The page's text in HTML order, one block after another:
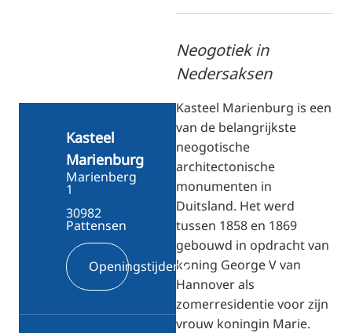
Neogotiek in
Nedersaksen
Kasteel Marienburg is een
van de belangrijkste
neogotische
architectonische
monumenten in
Duitsland. Het werd
tussen 1858 en 1869
gebouwd in opdracht van
koning George V van
Hannover als
zomerresidentie voor zijn
vrouw koningin Marie.
Kasteel
Marienburg
Marienberg
1
30982
Pattensen
Openingstijden